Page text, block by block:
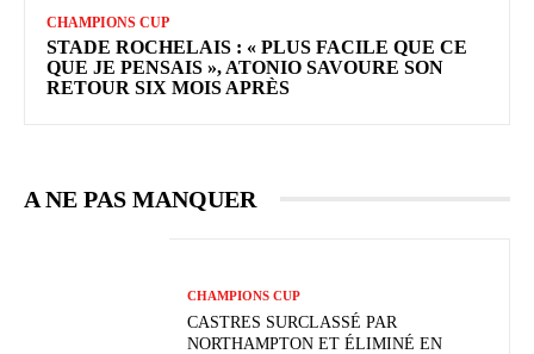
CHAMPIONS CUP
STADE ROCHELAIS : « PLUS FACILE QUE CE
QUE JE PENSAIS », ATONIO SAVOURE SON
RETOUR SIX MOIS APRÈS
A NE PAS MANQUER
CHAMPIONS CUP
CASTRES SURCLASSÉ PAR
NORTHAMPTON ET ÉLIMINÉ EN